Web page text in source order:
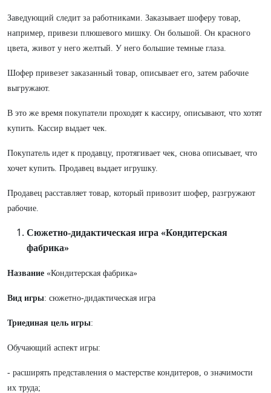
Заведующий следит за работниками. Заказывает шоферу товар,
например, привези плюшевого мишку. Он большой. Он красного
цвета, живот у него желтый. У него большие темные глаза.
Шофер привезет заказанный товар, описывает его, затем рабочие
выгружают.
В это же время покупатели проходят к кассиру, описывают, что хотят
купить. Кассир выдает чек.
Покупатель идет к продавцу, протягивает чек, снова описывает, что
хочет купить. Продавец выдает игрушку.
Продавец расставляет товар, который привозит шофер, разгружают
рабочие.
Сюжетно-дидактическая игра «Кондитерская
фабрика»
Название «Кондитерская фабрика»
Вид игры: сюжетно-дидактическая игра
Триединая цель игры:
Обучающий аспект игры:
- расширять представления о мастерстве кондитеров, о значимости
их труда;